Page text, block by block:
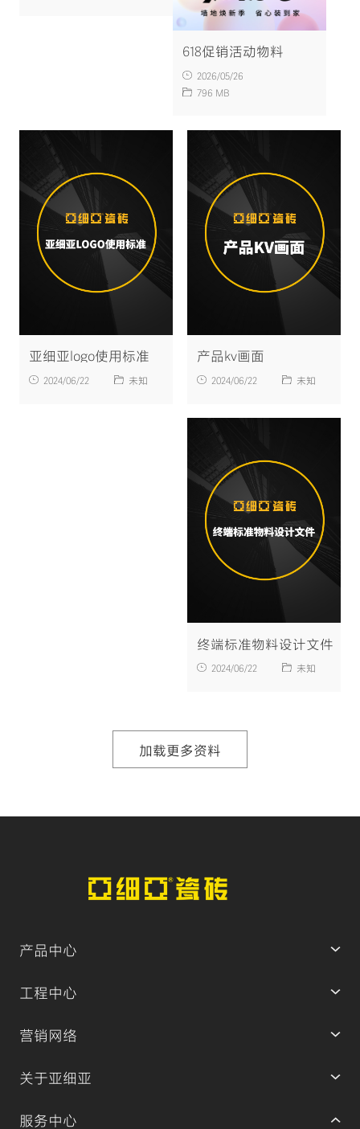
618促销活动物料
2026/05/26
796 MB
产品kv画面
2024/06/22 未知
亚细亚logo使用标准
2024/06/22 未知
终端标准物料设计文件
2024/06/22 未知
加载更多资料
产品中心
工程中心
营销网络
关于亚细亚
服务中心